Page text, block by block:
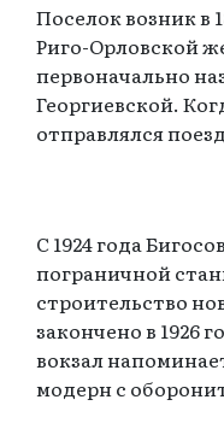
Поселок возник в
Риго-Орловской
первоначально
Георгиевской.
отправлялся
С 1924 года
пограничной
строительство
закончено в 1926
вокзал
модерн с